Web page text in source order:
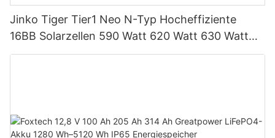
Jinko Tiger Tier1 Neo N-Typ Hocheffiziente
16BB Solarzellen 590 Watt 620 Watt 630 Watt
650 Watt Bifaziales Modul mit Dual